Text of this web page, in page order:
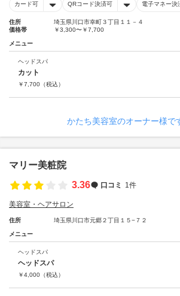
カード可 QRコード決済可 電子マネー決
住所
埼玉県川口市幸町３丁目１１－４
価格帯
￥3,300〜￥7,700
メニュー
ヘッドスパ
カット
￥7,700 （税込）
かたち美容室のオーナー様で
マリー美粧院
3.36
口コミ 1件
美容室・ヘアサロン
住所 埼玉県川口市元郷２丁目１５−７２
メニュー
ヘッドスパ
ヘッドスパ
￥4,000 （税込）